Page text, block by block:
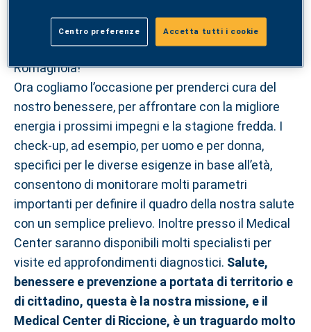
più riposati e magari più in forma e smaglianti, con
la tintarella presa sulle belle spiagge della Riviera
Romagnola!
Ora cogliamo l’occasione per prenderci cura del
nostro benessere, per affrontare con la migliore
energia i prossimi impegni e la stagione fredda. I
check-up, ad esempio, per uomo e per donna,
specifici per le diverse esigenze in base all’età,
consentono di monitorare molti parametri
importanti per definire il quadro della nostra salute
con un semplice prelievo. Inoltre presso il Medical
Center saranno disponibili molti specialisti per
visite ed approfondimenti diagnostici. Salute,
benessere e prevenzione a portata di territorio e
di cittadino, questa è la nostra missione, e il
Medical Center di Riccione, è un traguardo molto
Centro preferenze Accetta tutti i cookie